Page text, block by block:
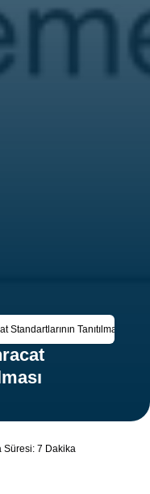
Tanıtılması
Süresi: 7 Dakika